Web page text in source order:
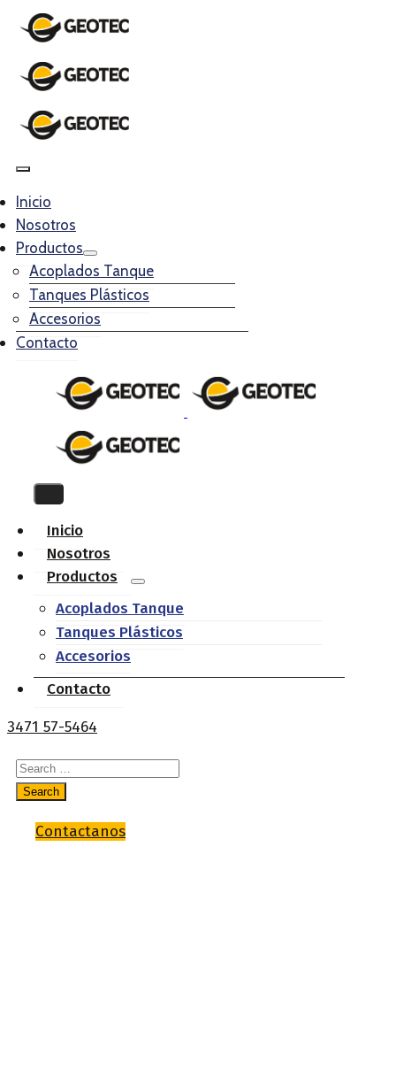
Inicio
Nosotros
Productos
Acoplados Tanque
Tanques Plásticos
Accesorios
Contacto
Inicio
Nosotros
Productos
Acoplados Tanque
Tanques Plásticos
Accesorios
Contacto
3471 57-5464
Contactanos